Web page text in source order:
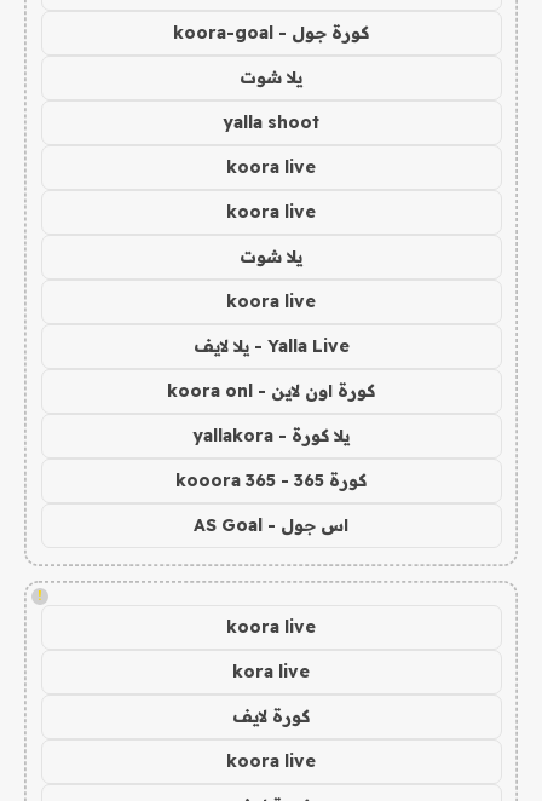
كورة جول - koora-goal
يلا شوت
yalla shoot
koora live
koora live
يلا شوت
koora live
Yalla Live - يلا لايف
كورة اون لاين - koora onl
يلا كورة - yallakora
كورة 365 - kooora 365
اس جول - AS Goal
!
koora live
kora live
كورة لايف
koora live